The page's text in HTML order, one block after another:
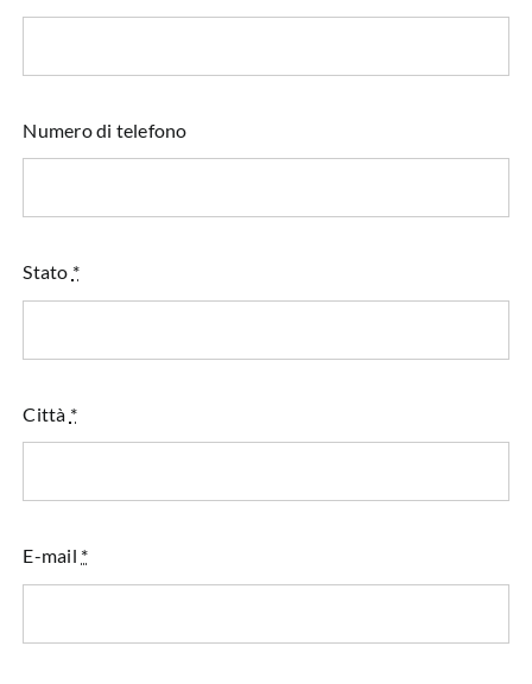
Numero di telefono
Stato *
Città *
E-mail *